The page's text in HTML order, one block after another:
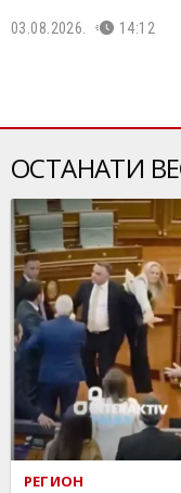
03.08.2026. 14:12
ОСТАНАТИ
РЕГИОН